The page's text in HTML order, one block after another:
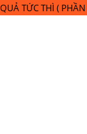
QUẢ TỨC THÌ (